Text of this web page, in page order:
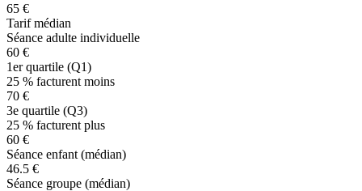
65 €
Tarif médian
Séance adulte individuelle
60 €
1er quartile (Q1)
25 % facturent moins
70 €
3e quartile (Q3)
25 % facturent plus
60 €
Séance enfant (médian)
46.5 €
Séance groupe (médian)